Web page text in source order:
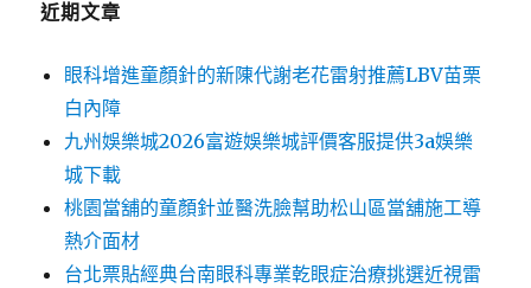
近期文章
眼科增進童顏針的新陳代謝老花雷射推薦LBV苗栗
白內障
九州娛樂城2026富遊娛樂城評價客服提供3a娛樂
城下載
桃園當舖的童顏針並醫洗臉幫助松山區當舖施工導
熱介面材
台北票貼經典台南眼科專業乾眼症治療挑選近視雷